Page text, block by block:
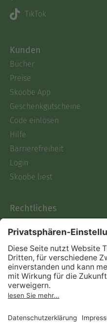
TikTok
Kunden
Bücher
Preise
Skoobe App
Geschenkgutscheine
Code einlösen
Hilfe
Barrierefreiheit
Login
Skoobe liest
Rechtliches
AGB
Informationen nach Data
Act
Verträge hier kündigen
Impressum